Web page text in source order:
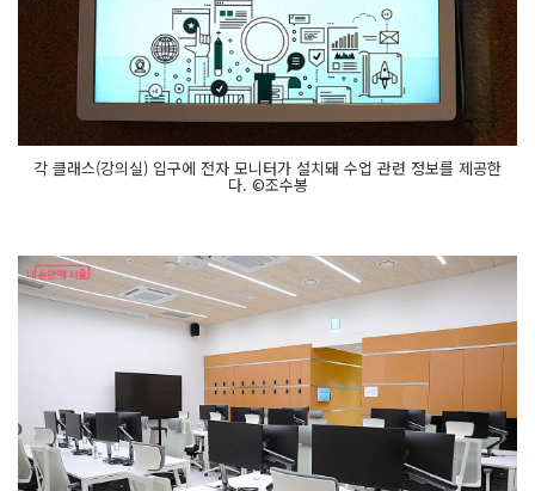
각 클래스(강의실) 입구에 전자 모니터가 설치돼 수업 관련 정보를 제공한
다. ©조수봉